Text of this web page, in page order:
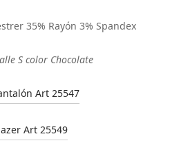
35% Rayón 3% Spandex
S color Chocolate
Art 25547
Art 25549